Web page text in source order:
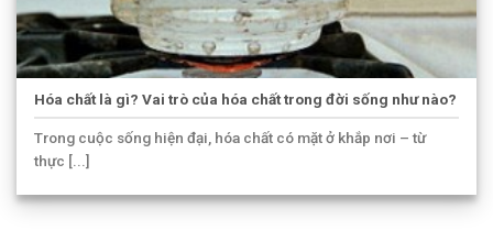
Hóa chất là gì? Vai trò của hóa chất trong đời sống như nào?
Trong cuộc sống hiện đại, hóa chất có mặt ở khắp nơi – từ
thực [...]